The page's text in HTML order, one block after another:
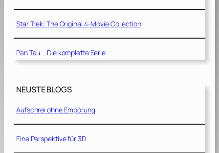
Star Trek: The Original 4-Movie Collection
Pan Tau – Die komplette Serie
NEUSTE BLOGS
Aufschrei ohne Empörung
Eine Perspektive für 3D